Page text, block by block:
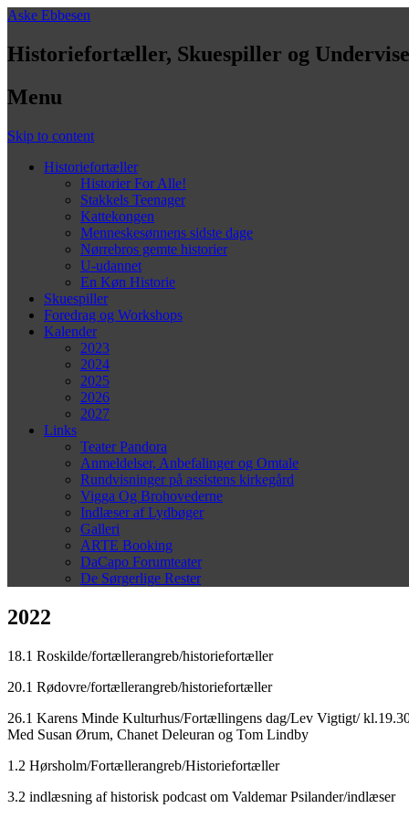
Aske Ebbesen
Historiefortæller, Skuespiller og
Menu
Skip to content
Historiefortæller
Historier For Alle!
Stakkels Teenager
Kattekongen
Menneskesønnens sidste dage
Nørrebros gemte historier
U-udannet
En Køn Historie
Skuespiller
Foredrag og Workshops
Kalender
2023
2024
2025
2026
2027
Links
Teater Pandora
Anmeldelser, Anbefalinger og Omtale
Rundvisninger på assistens kirkegård
Vigga Og Brohovederne
Indlæser af Lydbøger
Galleri
ARTE Booking
DaCapo Forumteater
De Sørgerlige Rester
2022
18.1 Roskilde/fortællerangreb/historiefortæller
20.1 Rødovre/fortællerangreb/historiefortæller
26.1 Karens Minde Kulturhus/Fortællingens dag/Lev Vigtigt/
Med Susan Ørum, Chanet Deleuran og Tom Lindby
1.2 Hørsholm/Fortællerangreb/Historiefortæller
3.2 indlæsning af historisk podcast om Valdemar Psilander/indlæser